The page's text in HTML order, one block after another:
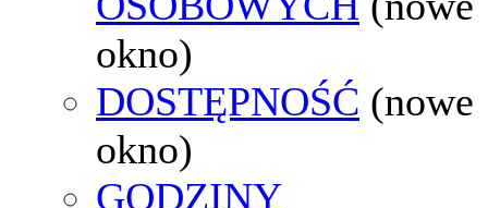
okno)
DOSTĘPNOŚĆ (nowe
okno)
GODZINY